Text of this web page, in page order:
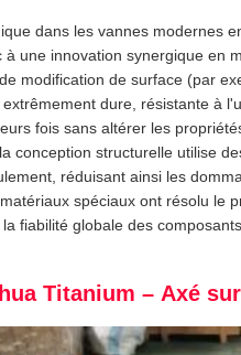
dans les vannes modernes
à une innovation synergique en
modification de surface (par
dure, résistante à
fois sans altérer les
conception structurelle utilise
réduisant ainsi les
spéciaux ont résolu le
fiabilité globale des composants.
Titanium – Axé